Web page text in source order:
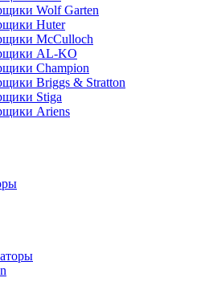
Wolf Garten
Huter
McCulloch
AL-KO
Champion
Briggs & Stratton
Stiga
Ariens